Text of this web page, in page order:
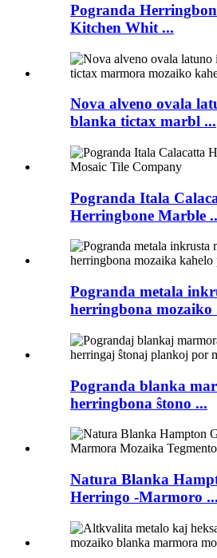
Pogranda
Kitchen Whit ...
Nova alveno ovala
blanka tictax marbl ...
Pogranda Itala
Herringbone Marble
Pogranda metala
herringbona mozaiko
Pogranda blanka
herringbona ŝtono ...
Natura Blanka
Herringo -Marmoro ...